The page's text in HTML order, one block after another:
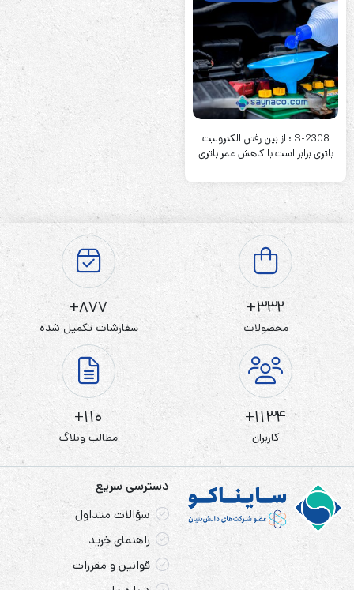
S-2308 : از بین رفتن الکترولیت
باتری برابر است با کاهش عمر باتری
332+
محصولات
877+
سفارشات تکمیل شده
1134+
کاربران
110+
مطالب وبلاگ
دسترسی سریع
سؤالات متداول
راهنمای خرید
قوانین و مقررات